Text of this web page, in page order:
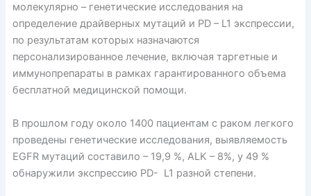
молекулярно – генетические исследования на
определение драйверных мутаций и PD – L1 экспрессии,
по результатам которых назначаются
персонализированное лечение, включая таргетные и
иммунопрепараты в рамках гарантированного объема
бесплатной медицинской помощи.
В прошлом году около 1400 пациентам с раком легкого
проведены генетические исследования, выявляемость
EGFR мутаций составило – 19,9 %, ALK – 8%, у 49 %
обнаружили экспрессию PD- L1 разной степени.